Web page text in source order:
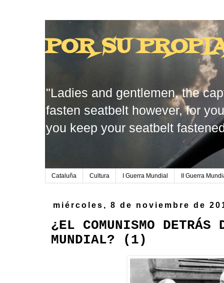
POR SU
"Ladies and gentlemen, the
fasten seatbelt however, for
you keep your seatbelt
Cataluña Cultura I Guerra Mundial II Guerra
miércoles, 8 de noviembre de
¿EL COMUNISMO
MUNDIAL? (1)